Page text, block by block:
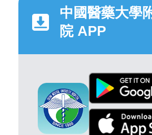
中國醫藥大學
院 APP